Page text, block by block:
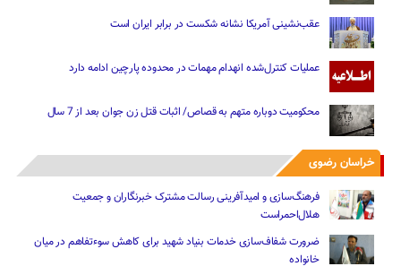
عقب‌نشینی آمریکا نشانه شکست در برابر ایران است
عملیات کنترل‌شده انهدام مهمات در محدوده پارچین ادامه دارد
محکومیت دوباره متهم به قصاص/ اثبات قتل زن جوان بعد از 7 سال
خراسان رضوی
فرهنگ‌سازی و امیدآفرینی رسالت‌ مشترک خبرنگاران و جمعیت
هلال‌احمراست
ضرورت شفاف‌سازی خدمات بنیاد شهید برای کاهش سوءتفاهم‌ در میان
خانواده